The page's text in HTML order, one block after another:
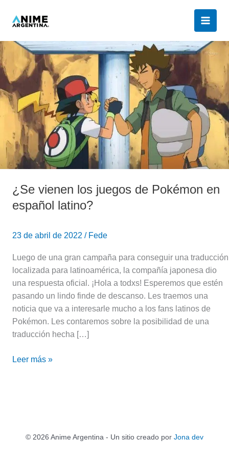
¿Se vienen los juegos de Pokémon en
español latino?
23 de abril de 2022 / Fede
Luego de una gran campaña para conseguir una traducción
localizada para latinoamérica, la compañía japonesa dio
una respuesta oficial. ¡Hola a todxs! Esperemos que estén
pasando un lindo finde de descanso. Les traemos una
noticia que va a interesarle mucho a los fans latinos de
Pokémon. Les contaremos sobre la posibilidad de una
traducción hecha […]
¿Se
vienen
los
juegos
de
Pokémon
en
español
latino?
Leer más »
© 2026 Anime Argentina - Un sitio creado por Jona dev